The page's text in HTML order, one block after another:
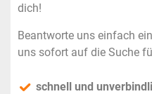
dich!
Beantworte uns einfach
uns sofort auf die Suche
schnell und